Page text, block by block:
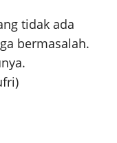
tidak ada
bermasalah.